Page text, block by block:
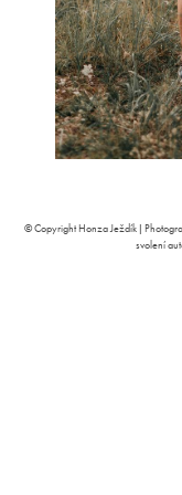
© Copyright Honza Ježdík |
svolení